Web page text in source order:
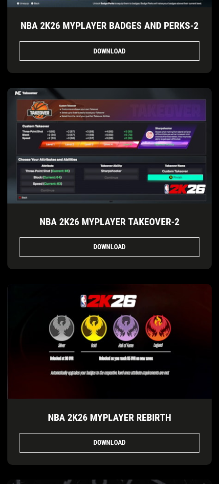
NBA 2K26 MYPLAYER BADGES AND PERKS-2
DOWNLOAD
NBA 2K26 MYPLAYER TAKEOVER-2
DOWNLOAD
NBA 2K26 MYPLAYER REBIRTH
DOWNLOAD